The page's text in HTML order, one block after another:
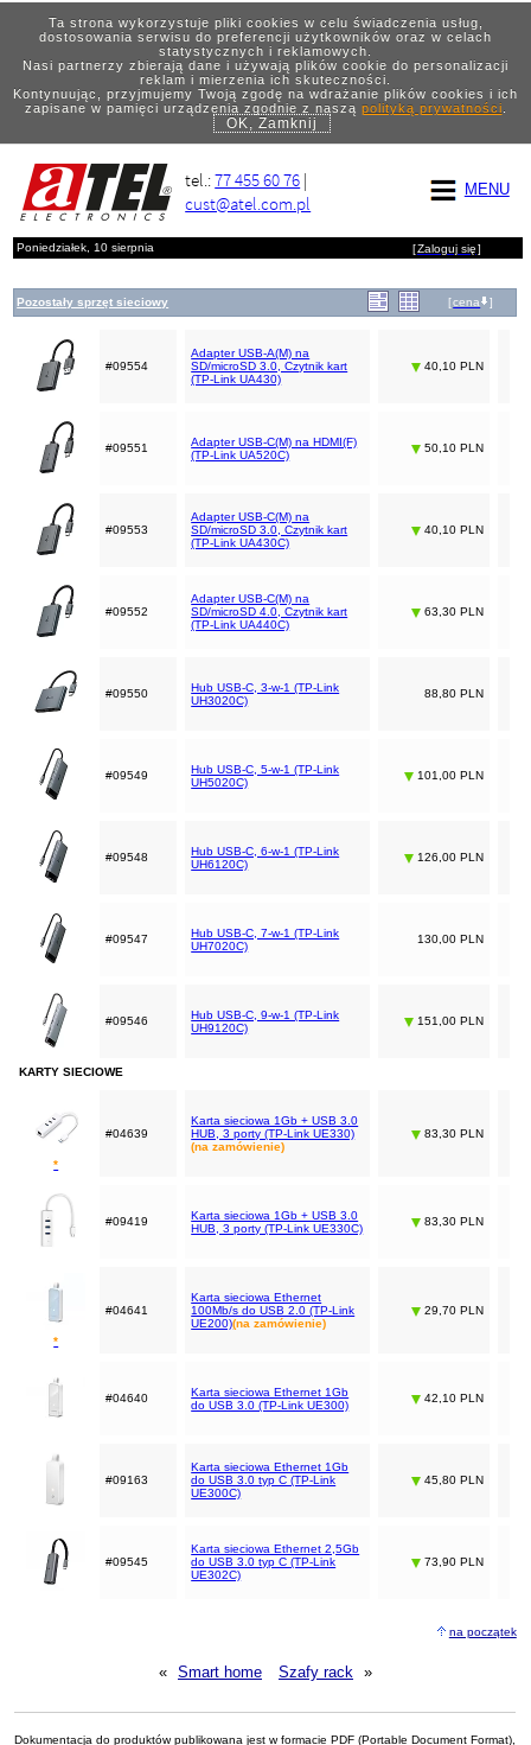
Ta strona wykorzystuje pliki cookies w celu świadczenia usług,
dostosowania serwisu do preferencji użytkowników oraz w celach
statystycznych i reklamowych.
Nasi partnerzy zbierają dane i używają plików cookie do personalizacji
reklam i mierzenia ich skuteczności.
Kontynuując, przyjmujemy Twoją zgodę na wdrażanie plików cookies i ich
zapisane w pamięci urządzenia zgodnie z naszą polityką prywatności.
OK, Zamknij
MENU
tel.:77 455 60 76 |
cust@atel.com.pl
Poniedziałek, 10 sierpnia [Zaloguj się]
Pozostały sprzęt sieciowy [cena ]
#09554
Adapter USB-A(M) na
SD/microSD 3.0, Czytnik kart
(TP-Link UA430)
40,10 PLN
#09551
Adapter USB-C(M) na HDMI(F)
(TP-Link UA520C)
50,10 PLN
#09553
Adapter USB-C(M) na
SD/microSD 3.0, Czytnik kart
(TP-Link UA430C)
40,10 PLN
#09552
Adapter USB-C(M) na
SD/microSD 4.0, Czytnik kart
(TP-Link UA440C)
63,30 PLN
#09550
Hub USB-C, 3-w-1 (TP-Link
UH3020C)
88,80 PLN
#09549
Hub USB-C, 5-w-1 (TP-Link
UH5020C)
101,00 PLN
#09548
Hub USB-C, 6-w-1 (TP-Link
UH6120C)
126,00 PLN
#09547
Hub USB-C, 7-w-1 (TP-Link
UH7020C)
130,00 PLN
#09546
Hub USB-C, 9-w-1 (TP-Link
UH9120C)
151,00 PLN
KARTY SIECIOWE
*
#04639
Karta sieciowa 1Gb + USB 3.0
HUB, 3 porty (TP-Link UE330)
(na zamówienie)
83,30 PLN
#09419
Karta sieciowa 1Gb + USB 3.0
HUB, 3 porty (TP-Link UE330C)
83,30 PLN
*
#04641
Karta sieciowa Ethernet
100Mb/s do USB 2.0 (TP-Link
UE200)(na zamówienie)
29,70 PLN
#04640
Karta sieciowa Ethernet 1Gb
do USB 3.0 (TP-Link UE300)
42,10 PLN
#09163
Karta sieciowa Ethernet 1Gb
do USB 3.0 typ C (TP-Link
UE300C)
45,80 PLN
#09545
Karta sieciowa Ethernet 2,5Gb
do USB 3.0 typ C (TP-Link
UE302C)
73,90 PLN
na początek
« Smart home Szafy rack »
Dokumentacja do produktów publikowana jest w formacie PDF (Portable Document Format),